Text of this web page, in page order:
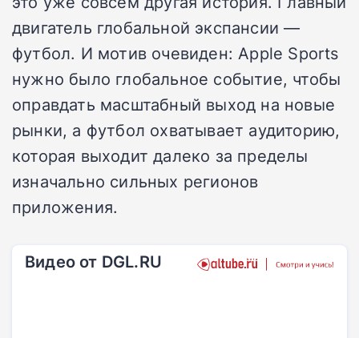
двигатель глобальной экспансии —
футбол. И мотив очевиден: Apple Sports
нужно было глобальное событие, чтобы
оправдать масштабный выход на новые
рынки, а футбол охватывает аудиторию,
которая выходит далеко за пределы
изначально сильных регионов
приложения.
Видео от DGL.RU